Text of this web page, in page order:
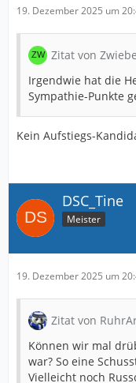
19. Dezember 2025 um
Zitat von
Irgendwie hat die
Sympathie-Punkte
Kein Aufstiegs-
DSC_Tine
Meister
19. Dezember 2025 um
Zitat von
Können wir mal
war? So eine
Vielleicht noch